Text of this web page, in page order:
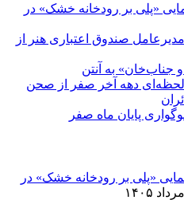
«پلی بر رودخانه خشک» در
صندوق اعتباری هنر از
به آنتن
دهه آخر صفر از صحن
پایان ماه صفر
«پلی بر رودخانه خشک» در